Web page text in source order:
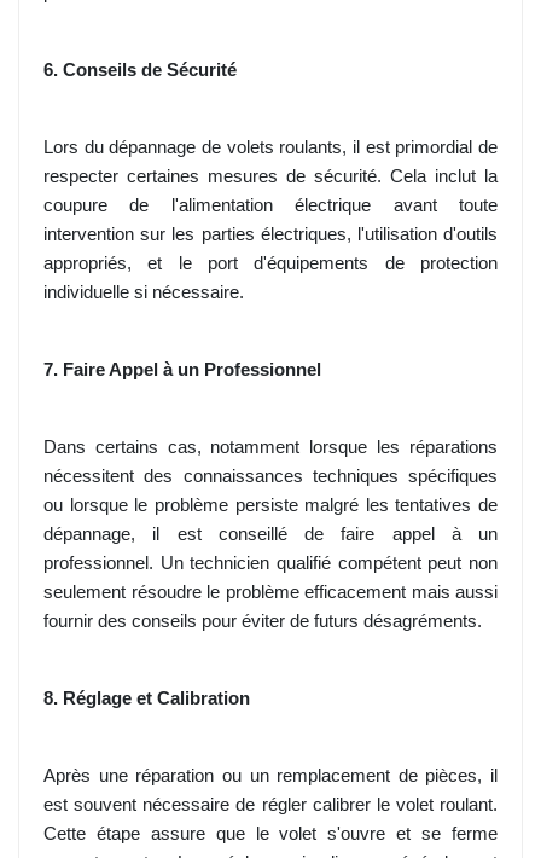
6. Conseils de Sécurité
Lors du dépannage de volets roulants, il est primordial de
respecter certaines mesures de sécurité. Cela inclut la
coupure de l'alimentation électrique avant toute
intervention sur les parties électriques, l'utilisation d'outils
appropriés, et le port d'équipements de protection
individuelle si nécessaire.
7. Faire Appel à un Professionnel
Dans certains cas, notamment lorsque les réparations
nécessitent des connaissances techniques spécifiques
ou lorsque le problème persiste malgré les tentatives de
dépannage, il est conseillé de faire appel à un
professionnel. Un technicien qualifié compétent peut non
seulement résoudre le problème efficacement mais aussi
fournir des conseils pour éviter de futurs désagréments.
8. Réglage et Calibration
Après une réparation ou un remplacement de pièces, il
est souvent nécessaire de régler calibrer le volet roulant.
Cette étape assure que le volet s'ouvre et se ferme